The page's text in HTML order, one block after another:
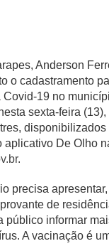
Anderson
o cadastramento
19 no
sexta-feira
aplicativo De Olho
.
precisa
de
público informar
A vacinação é